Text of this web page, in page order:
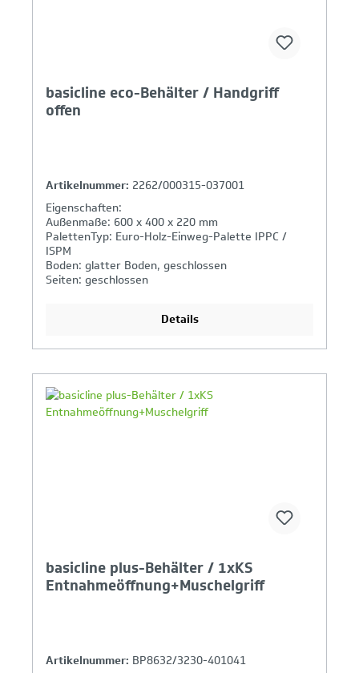
basicline eco-Behälter / Handgriff
offen
Artikelnummer: 2262/000315-037001
Eigenschaften:
Außenmaße: 600 x 400 x 220 mm
PalettenTyp: Euro-Holz-Einweg-Palette IPPC /
ISPM
Boden: glatter Boden, geschlossen
Seiten: geschlossen
Details
Ihr Produktvergleich ist voll
basicline plus-Behälter / 1xKS
Entnahmeöffnung+Muschelgriff
Artikelnummer: BP8632/3230-401041